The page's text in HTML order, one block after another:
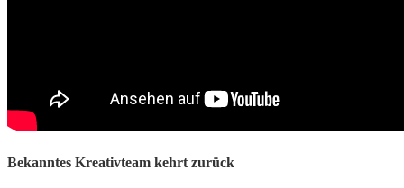
Bekanntes Kreativteam kehrt zurück